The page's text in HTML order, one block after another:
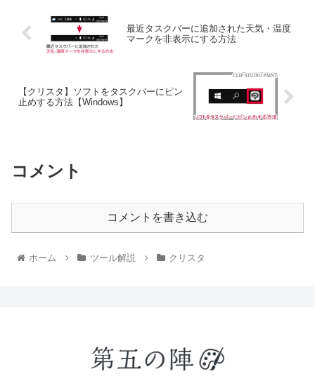
最近タスクバーに追加された天気・温度
マークを非表示にする方法
【クリスタ】ソフトをタスクバーにピン
止めする方法【Windows】
コメント
コメントを書き込む
ホーム ツール解説 クリスタ